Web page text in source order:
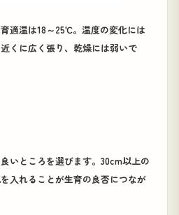
適温は18～25℃。温度の変化には
くに広く張り、乾燥には弱いで
いところを選びます。30cm以上の
入れることが生育の良否につなが